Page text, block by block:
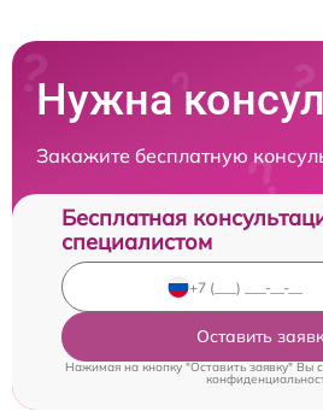
Нужна
Закажите бесплатную
Бесплатная
специалистом
Оставить
Нажимая на кнопку "Оставить заявку" Вы